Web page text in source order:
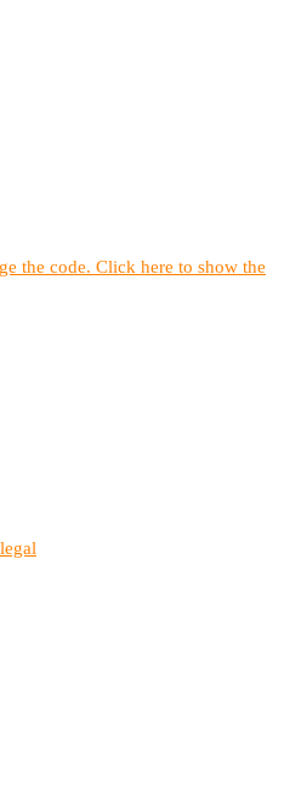
the code. Click here to show the